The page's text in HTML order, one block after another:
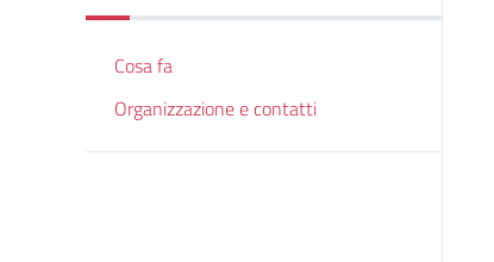
Cosa fa
Organizzazione e contatti